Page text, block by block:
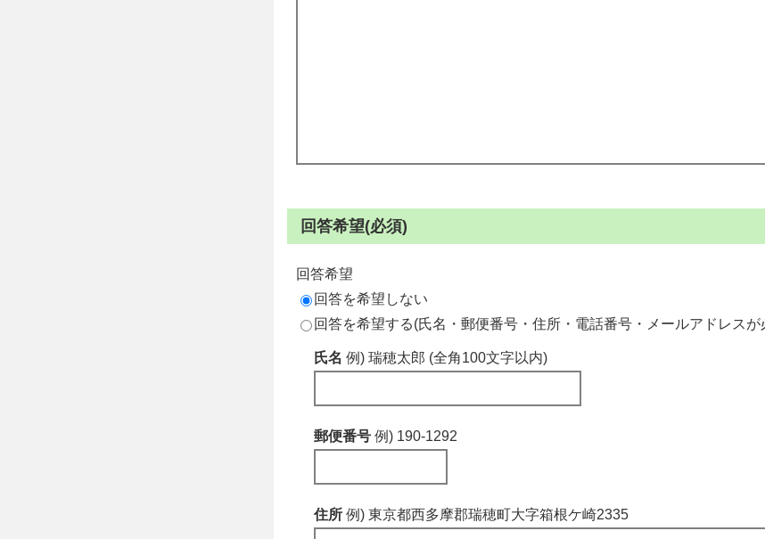
回答希望(必須)
回答希望
回答を希望しない
回答を希望する(氏名・郵便番号・住所・電話番号・メールアドレス
氏名 例) 瑞穂太郎 (全角100文字以内)
郵便番号 例) 190-1292
住所 例) 東京都西多摩郡瑞穂町大字箱根ケ崎2335